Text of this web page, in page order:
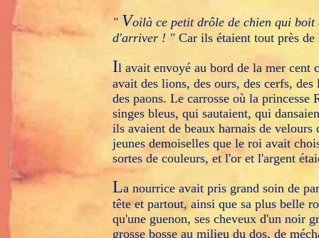
" Voilà ce petit drôle de chien qui boit
d'arriver ! " Car ils étaient tout près
Il avait envoyé au bord de la mer cent
avait des lions, des ours, des cerfs,
des paons. Le carrosse où la
singes bleus, qui sautaient, qui
ils avaient de beaux harnais de
jeunes demoiselles que le roi avait
sortes de couleurs, et l'or et l'argent
La nourrice avait pris grand soin de
tête et partout, ainsi que sa plus belle
qu'une guenon, ses cheveux d'un noir
grosse bosse au milieu du dos, de